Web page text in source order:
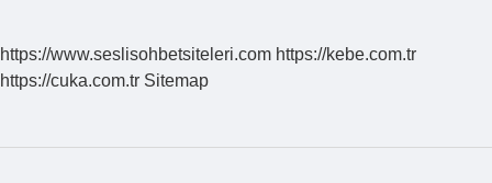
https://www.seslisohbetsiteleri.com https://kebe.com.tr
https://cuka.com.tr Sitemap